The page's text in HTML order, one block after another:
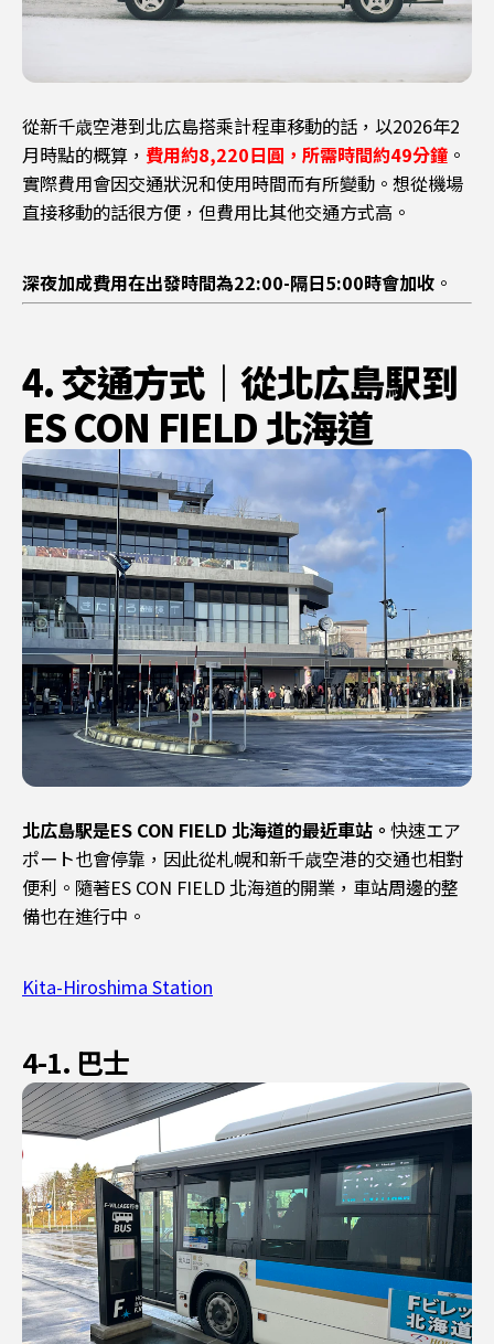
從新千歳空港到北広島搭乘計程車移動的話，以2026年2
月時點的概算， 費用約8,220日圓，所需時間約49分鐘 。
實際費用會因交通狀況和使用時間而有所變動。想從機場
直接移動的話很方便，但費用比其他交通方式高。
深夜加成費用在出發時間為22:00-隔日5:00時會加收 。
4. 交通方式｜從北広島駅到
ES CON FIELD 北海道
北広島駅是ES CON FIELD 北海道的最近車站。 快速エア
ポート也會停靠，因此從札幌和新千歳空港的交通也相對
便利。隨著ES CON FIELD 北海道的開業，車站周邊的整
備也在進行中。
Kita-Hiroshima Station
4-1. 巴士